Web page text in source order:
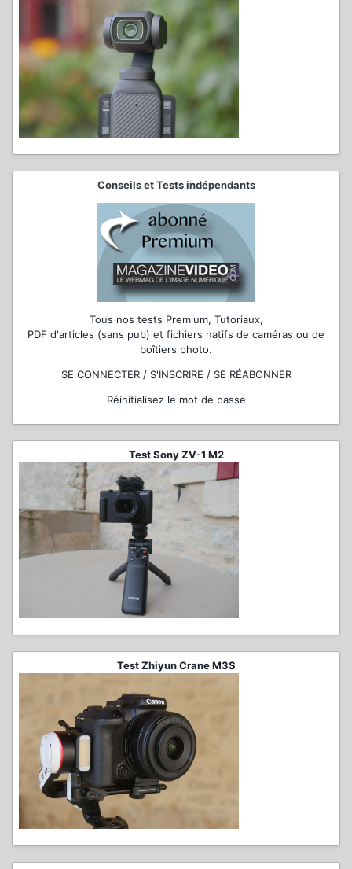
Conseils et Tests indépendants
Tous nos tests Premium, Tutoriaux,
PDF d'articles (sans pub) et fichiers natifs de caméras ou de
boîtiers photo.
SE CONNECTER / S'INSCRIRE / SE RÉABONNER
Réinitialisez le mot de passe
Test Sony ZV-1 M2
Test Zhiyun Crane M3S